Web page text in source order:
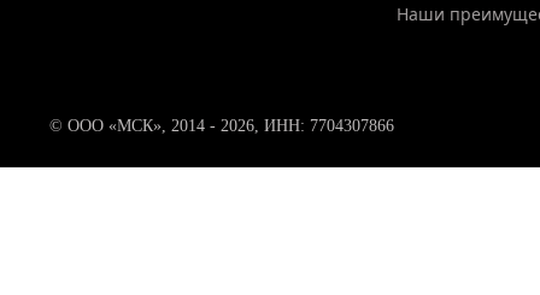
Наши
© ООО «МСК», 2014 - 2026, ИНН: 7704307866